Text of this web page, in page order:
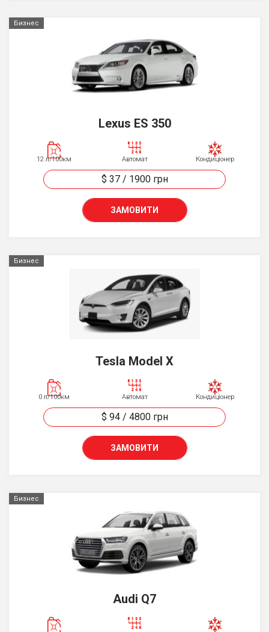
Бизнес
Lexus ES 350
12 л/100км Автомат Кондиціонер
$ 37/ 1900 грн
ЗАМОВИТИ
Бизнес
Tesla Model X
0 л/100км Автомат Кондиціонер
$ 94/ 4800 грн
ЗАМОВИТИ
Бизнес
Audi Q7